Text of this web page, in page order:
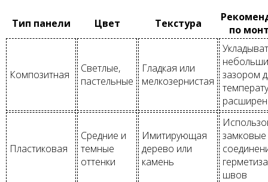
Тип панели Цвет Текстура
по
Композитная
Светлые,
пастельные
Гладкая или
мелкозернистая
зазором
Пластиковая
Средние и
темные
оттенки
Имитирующая
дерево или
камень
замковые
швов